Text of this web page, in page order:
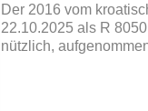
Der 2016 vom
22.10.2025 als R
nützlich,